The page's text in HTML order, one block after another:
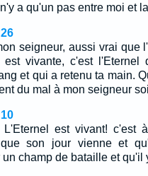
a qu'un pas entre moi et
seigneur, aussi vrai que
est vivante, c'est l'Eternel
et qui a retenu ta main.
du mal à mon seigneur
L'Eternel est vivant! c'est
son jour vienne et
champ de bataille et qu'il